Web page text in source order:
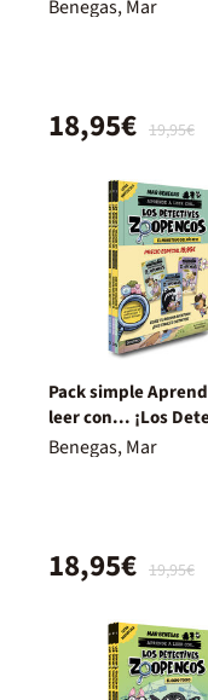
Benegas, Mar
19,95€
18,95€
Pack simple
leer con... ¡Los
Zoopencos! 1, 2 y 3:
Benegas, Mar
19,95€
18,95€